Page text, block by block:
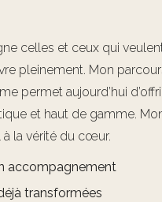
celles et ceux qui
pleinement. Mon
permet aujourd’hui
et haut de gamme.
à la vérité du cœur.
accompagnement
transformées